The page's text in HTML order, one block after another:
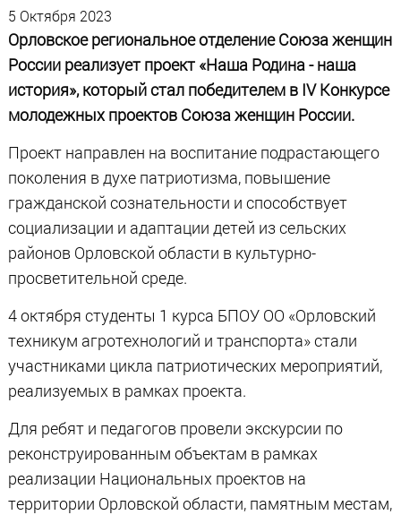
5 Октября 2023
Орловское региональное отделение Союза женщин
России реализует проект «Наша Родина - наша
история», который стал победителем в IV Конкурсе
молодежных проектов Союза женщин России.
Проект направлен на воспитание подрастающего
поколения в духе патриотизма, повышение
гражданской сознательности и способствует
социализации и адаптации детей из сельских
районов Орловской области в культурно-
просветительной среде.
4 октября студенты 1 курса БПОУ ОО «Орловский
техникум агротехнологий и транспорта» стали
участниками цикла патриотических мероприятий,
реализуемых в рамках проекта.
Для ребят и педагогов провели экскурсии по
реконструированным объектам в рамках
реализации Национальных проектов на
территории Орловской области, памятным местам,